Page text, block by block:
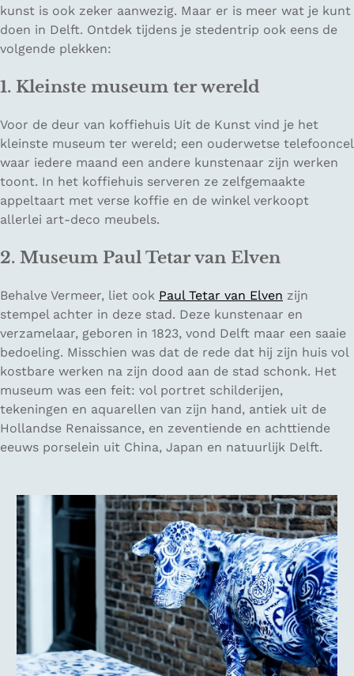
kunst is ook zeker aanwezig. Maar er is meer wat je kunt
doen in Delft. Ontdek tijdens je stedentrip ook eens de
volgende plekken:
1. Kleinste museum ter wereld
Voor de deur van koffiehuis Uit de Kunst vind je het
kleinste museum ter wereld; een ouderwetse telefooncel
waar iedere maand een andere kunstenaar zijn werken
toont. In het koffiehuis serveren ze zelfgemaakte
appeltaart met verse koffie en de winkel verkoopt
allerlei art-deco meubels.
2. Museum Paul Tetar van Elven
Behalve Vermeer, liet ook Paul Tetar van Elven zijn
stempel achter in deze stad. Deze kunstenaar en
verzamelaar, geboren in 1823, vond Delft maar een saaie
bedoeling. Misschien was dat de rede dat hij zijn huis vol
kostbare werken na zijn dood aan de stad schonk. Het
museum was een feit: vol portret schilderijen,
tekeningen en aquarellen van zijn hand, antiek uit de
Hollandse Renaissance, en zeventiende en achttiende
eeuws porselein uit China, Japan en natuurlijk Delft.